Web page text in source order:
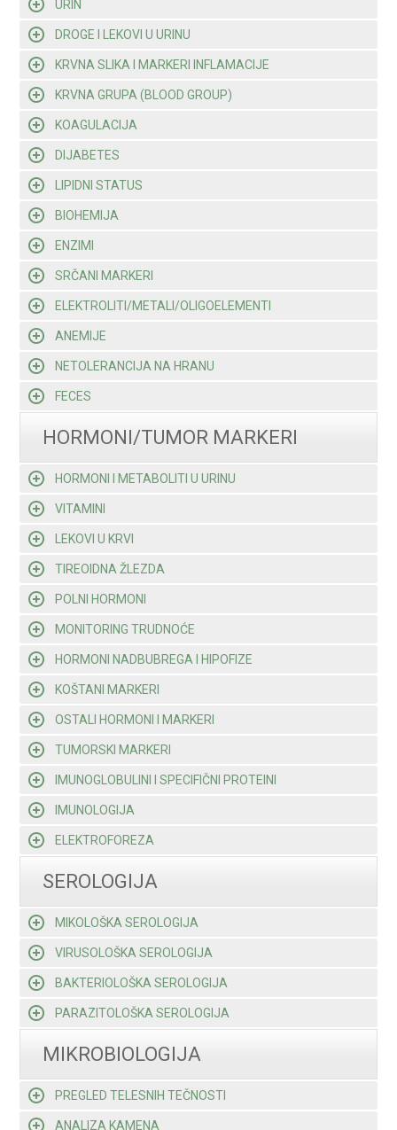
URIN
DROGE I LEKOVI U URINU
KRVNA SLIKA I MARKERI INFLAMACIJE
KRVNA GRUPA (BLOOD GROUP)
KOAGULACIJA
DIJABETES
LIPIDNI STATUS
BIOHEMIJA
ENZIMI
SRČANI MARKERI
ELEKTROLITI/METALI/OLIGOELEMENTI
ANEMIJE
NETOLERANCIJA NA HRANU
FECES
HORMONI/TUMOR MARKERI
HORMONI I METABOLITI U URINU
VITAMINI
LEKOVI U KRVI
TIREOIDNA ŽLEZDA
POLNI HORMONI
MONITORING TRUDNOĆE
HORMONI NADBUBREGA I HIPOFIZE
KOŠTANI MARKERI
OSTALI HORMONI I MARKERI
TUMORSKI MARKERI
IMUNOGLOBULINI I SPECIFIČNI PROTEINI
IMUNOLOGIJA
ELEKTROFOREZA
SEROLOGIJA
MIKOLOŠKA SEROLOGIJA
VIRUSOLOŠKA SEROLOGIJA
BAKTERIOLOŠKA SEROLOGIJA
PARAZITOLOŠKA SEROLOGIJA
MIKROBIOLOGIJA
PREGLED TELESNIH TEČNOSTI
ANALIZA KAMENA